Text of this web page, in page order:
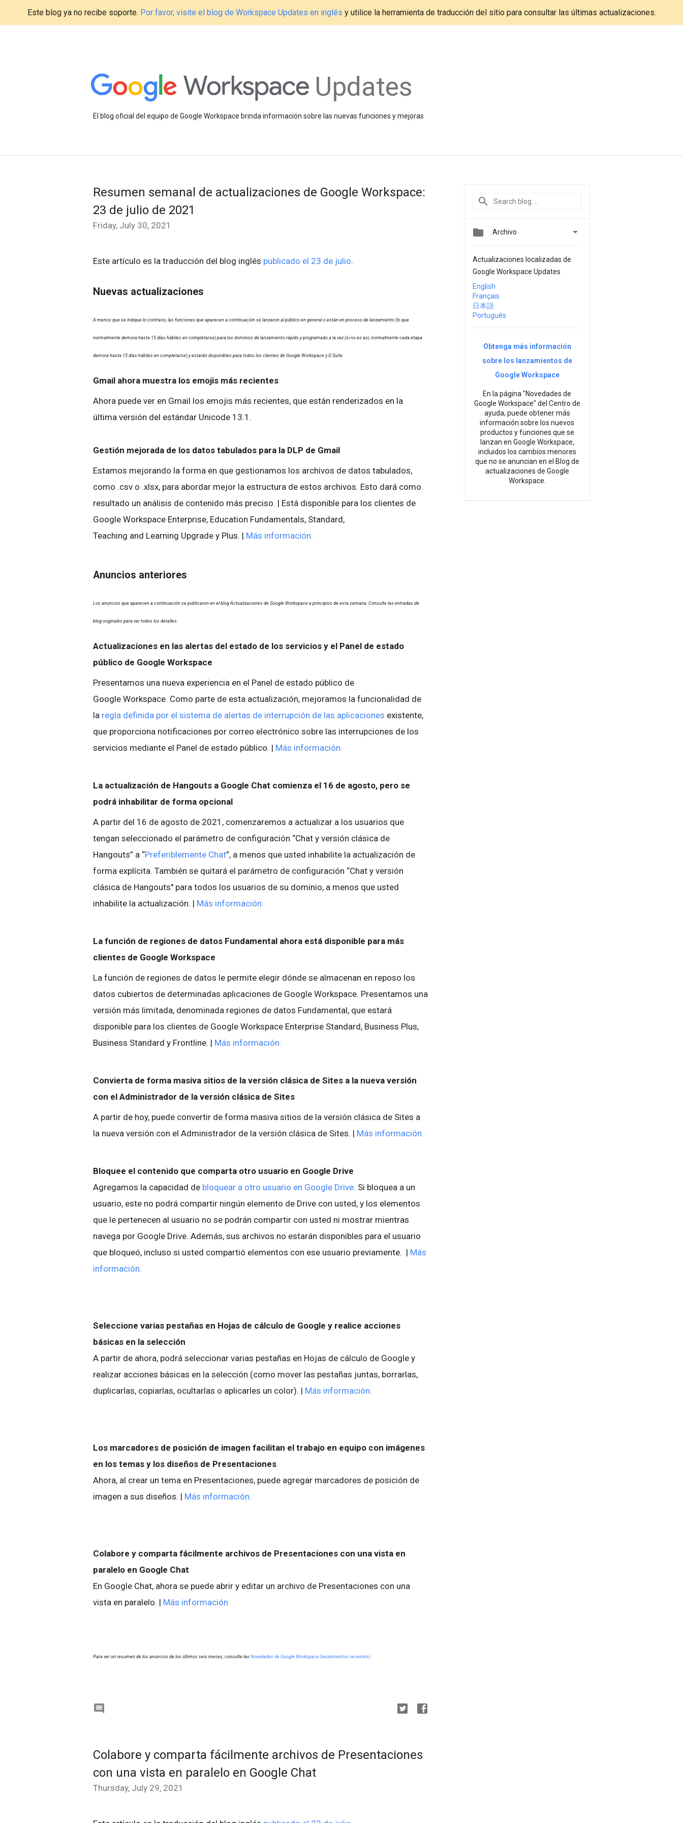
Este blog ya no recibe soporte. Por favor, visite el blog de Workspace Updates en inglés y utilice la herramienta de traducción del sitio para consultar las últimas actualizaciones.
Updates
El blog oficial del equipo de Google Workspace brinda información sobre las nuevas funciones y mejoras
Resumen semanal de actualizaciones de Google Workspace:
23 de julio de 2021
Friday, July 30, 2021
Este artículo es la traducción del blog inglés publicado el 23 de julio.
Nuevas actualizaciones
A menos que se indique lo contrario, las funciones que aparecen a continuación se lanzaron al público en general o están en proceso de lanzamiento (lo que
normalmente demora hasta 15 días hábiles en completarse) para los dominios de lanzamiento rápido y programado a la vez (si no es así, normalmente cada etapa
demora hasta 15 días hábiles en completarse) y estarán disponibles para todos los clientes de Google Workspace y G Suite.
Gmail ahora muestra los emojis más recientes
Ahora puede ver en Gmail los emojis más recientes, que están renderizados en la
última versión del estándar Unicode 13.1.
Gestión mejorada de los datos tabulados para la DLP de Gmail
Estamos mejorando la forma en que gestionamos los archivos de datos tabulados,
como .csv o .xlsx, para abordar mejor la estructura de estos archivos. Esto dará como
resultado un análisis de contenido más preciso. | Está disponible para los clientes de
Google Workspace Enterprise, Education Fundamentals, Standard,
Teaching and Learning Upgrade y Plus. | Más información.
Anuncios anteriores
Los anuncios que aparecen a continuación se publicaron en el blog Actualizaciones de Google Workspace a principios de esta semana. Consulte las entradas de
blog originales para ver todos los detalles.
Actualizaciones en las alertas del estado de los servicios y el Panel de estado
público de Google Workspace
Presentamos una nueva experiencia en el Panel de estado público de
Google Workspace. Como parte de esta actualización, mejoramos la funcionalidad de
la regla definida por el sistema de alertas de interrupción de las aplicaciones existente,
que proporciona notificaciones por correo electrónico sobre las interrupciones de los
servicios mediante el Panel de estado público. | Más información.
La actualización de Hangouts a Google Chat comienza el 16 de agosto, pero se
podrá inhabilitar de forma opcional
A partir del 16 de agosto de 2021, comenzaremos a actualizar a los usuarios que
tengan seleccionado el parámetro de configuración “Chat y versión clásica de
Hangouts” a “Preferiblemente Chat”, a menos que usted inhabilite la actualización de
forma explícita. También se quitará el parámetro de configuración “Chat y versión
clásica de Hangouts'' para todos los usuarios de su dominio, a menos que usted
inhabilite la actualización. | Más información.
La función de regiones de datos Fundamental ahora está disponible para más
clientes de Google Workspace
La función de regiones de datos le permite elegir dónde se almacenan en reposo los
datos cubiertos de determinadas aplicaciones de Google Workspace. Presentamos una
versión más limitada, denominada regiones de datos Fundamental, que estará
disponible para los clientes de Google Workspace Enterprise Standard, Business Plus,
Business Standard y Frontline. | Más información.
Convierta de forma masiva sitios de la versión clásica de Sites a la nueva versión
con el Administrador de la versión clásica de Sites
A partir de hoy, puede convertir de forma masiva sitios de la versión clásica de Sites a
la nueva versión con el Administrador de la versión clásica de Sites. | Más información.
Bloquee el contenido que comparta otro usuario en Google Drive
Agregamos la capacidad de bloquear a otro usuario en Google Drive. Si bloquea a un
usuario, este no podrá compartir ningún elemento de Drive con usted, y los elementos
que le pertenecen al usuario no se podrán compartir con usted ni mostrar mientras
navega por Google Drive. Además, sus archivos no estarán disponibles para el usuario
que bloqueó, incluso si usted compartió elementos con ese usuario previamente. | Más
información.
Seleccione varias pestañas en Hojas de cálculo de Google y realice acciones
básicas en la selección
A partir de ahora, podrá seleccionar varias pestañas en Hojas de cálculo de Google y
realizar acciones básicas en la selección (como mover las pestañas juntas, borrarlas,
duplicarlas, copiarlas, ocultarlas o aplicarles un color). | Más información.
Los marcadores de posición de imagen facilitan el trabajo en equipo con imágenes
en los temas y los diseños de Presentaciones
Ahora, al crear un tema en Presentaciones, puede agregar marcadores de posición de
imagen a sus diseños. | Más información.
Colabore y comparta fácilmente archivos de Presentaciones con una vista en
paralelo en Google Chat
En Google Chat, ahora se puede abrir y editar un archivo de Presentaciones con una
vista en paralelo. | Más información
Para ver un resumen de los anuncios de los últimos seis meses, consulte las Novedades de Google Workspace (lanzamientos recientes).

Colabore y comparta fácilmente archivos de Presentaciones
con una vista en paralelo en Google Chat
Thursday, July 29, 2021
 Archivo 
Actualizaciones localizadas de
Google Workspace Updates
English
Français
日本語
Português
Obtenga más información
sobre los lanzamientos de
Google Workspace
En la página "Novedades de
Google Workspace" del Centro de
ayuda, puede obtener más
información sobre los nuevos
productos y funciones que se
lanzan en Google Workspace,
incluidos los cambios menores
que no se anuncian en el Blog de
actualizaciones de Google
Workspace.